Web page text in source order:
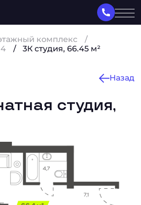
комплекс
3К студия, 66.45 м²
Назад
студия,